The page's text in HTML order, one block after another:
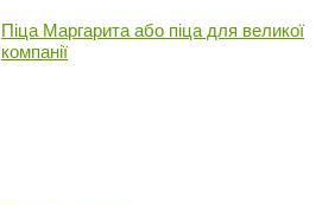
Піца Маргарита або піца для великої
компанії